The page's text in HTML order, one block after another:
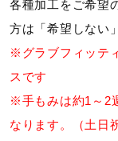
寝具／
アウト
各種加工をご希望
方は「希望しない
※グラブフィッテ
スです
※手もみは約1～2
なります。（土日